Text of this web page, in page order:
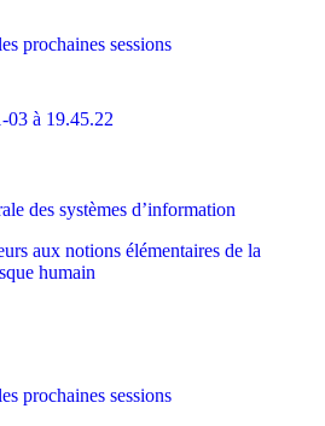
prochaines sessions
des systèmes d’information
aux notions élémentaires de la
humain
prochaines sessions